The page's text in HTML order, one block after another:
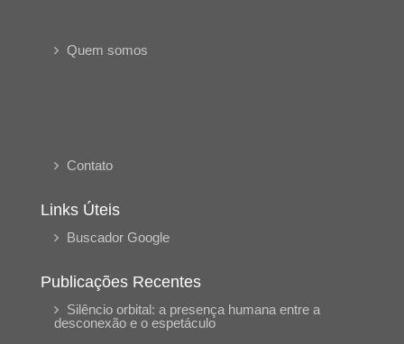
Quem somos
Contato
Links Úteis
Buscador Google
Publicações Recentes
Silêncio orbital: a presença humana entre a
desconexão e o espetáculo